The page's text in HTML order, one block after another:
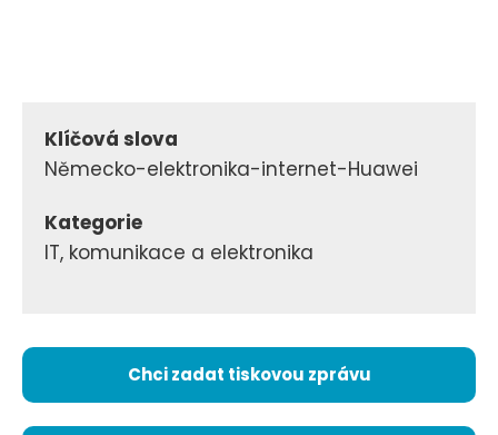
Klíčová slova
Německo-elektronika-internet-Huawei
Kategorie
IT, komunikace a elektronika
Chci zadat tiskovou zprávu